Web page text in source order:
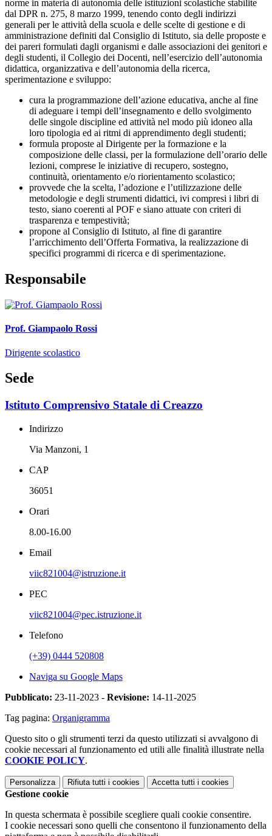
norme in materia di autonomia delle istituzioni scolastiche stabilite
dal DPR n. 275, 8 marzo 1999, tenendo conto degli indirizzi
generali per le attività della scuola e delle scelte di gestione e di
amministrazione definiti dal Consiglio di Istituto, sia delle proposte e
dei pareri formulati dagli organismi e dalle associazioni dei genitori e
degli studenti, il Collegio dei Docenti, nell’esercizio dell’autonomia
didattica, organizzativa e dell’autonomia della ricerca,
sperimentazione e sviluppo:
cura la programmazione dell’azione educativa, anche al fine
di adeguare i tempi dell’insegnamento e dello svolgimento
delle singole discipline ed attività nel modo più idoneo alla
loro tipologia ed ai ritmi di apprendimento degli studenti;
formula proposte al Dirigente per la formazione e la
composizione delle classi, per la formulazione dell’orario delle
lezioni, comprese le iniziative di recupero, sostegno,
continuità, orientamento e/o riorientamento scolastico;
provvede che la scelta, l’adozione e l’utilizzazione delle
metodologie e degli strumenti didattici, ivi compresi i libri di
testo, siano coerenti al POF e siano attuate con criteri di
trasparenza e tempestività;
propone al Consiglio di Istituto, al fine di garantire
l’arricchimento dell’Offerta Formativa, la realizzazione di
specifici programmi di ricerca e di sperimentazione.
Responsabile
Prof. Giampaolo Rossi
Dirigente scolastico
Sede
Istituto Comprensivo Statale di Creazzo
Indirizzo
Via Manzoni, 1
CAP
36051
Orari
8.00-16.00
Email
viic821004@istruzione.it
PEC
viic821004@pec.istruzione.it
Telefono
(+39) 0444 520808
Naviga su Google Maps
Pubblicato: 23-11-2023 - Revisione: 14-11-2025
Tag pagina: Organigramma
Questo sito o gli strumenti terzi da questo utilizzati si avvalgono di
cookie necessari al funzionamento ed utili alle finalità illustrate nella
COOKIE POLICY.
Personalizza Rifiuta tutti i cookies Accetta tutti i cookies
Gestione cookie
In questa schermata è possibile scegliere quali cookie consentire.
I cookie necessari sono quelli che consentono il funzionamento della